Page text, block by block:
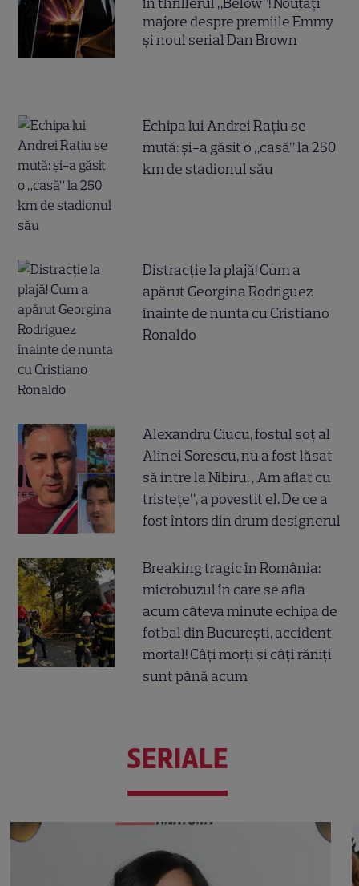
în thrillerul „Below”! Noutăți
majore despre premiile Emmy
și noul serial Dan Brown
Echipa lui Andrei Rațiu se
mută: și-a găsit o „casă” la 250
km de stadionul său
Distracție la plajă! Cum a
apărut Georgina Rodriguez
înainte de nunta cu Cristiano
Ronaldo
Alexandru Ciucu, fostul soț al
Alinei Sorescu, nu a fost lăsat
să intre la Nibiru. „Am aflat cu
tristețe”, a povestit el. De ce a
fost întors din drum designerul
Breaking tragic în România:
microbuzul în care se afla
acum câteva minute echipa de
fotbal din București, accident
mortal! Câți morți și câți răniți
sunt până acum
SERIALE